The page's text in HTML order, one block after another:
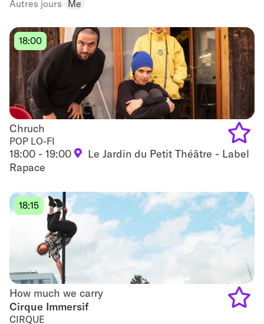
Autres jours Me
Chruch
Chruch
POP LO-FI
18:00 - 19:00
Le Jardin du Petit Théâtre - Label
Rapace
18:00
Add
How much we carry
How much we carry
Cirque Immersif
CIRQUE
18:15